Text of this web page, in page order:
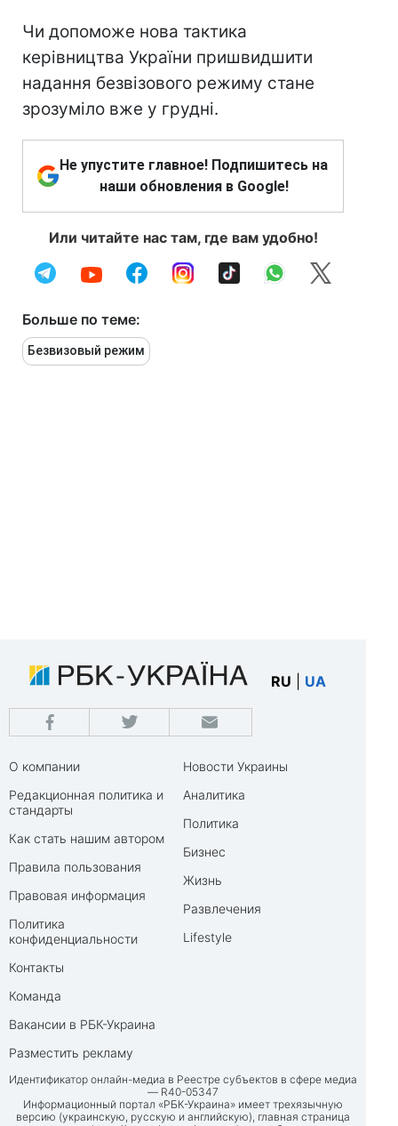
Чи допоможе нова тактика
керівництва України пришвидшити
надання безвізового режиму стане
зрозуміло вже у грудні.
Не упустите главное! Подпишитесь на
наши обновления в Google!
Или читайте нас там, где вам удобно!
Больше по теме:
Безвизовый режим
RU UA
О компании
Редакционная политика и
стандарты
Как стать нашим автором
Правила пользования
Правовая информация
Политика
конфиденциальности
Контакты
Команда
Вакансии в РБК-Украина
Разместить рекламу
Новости Украины
Аналитика
Политика
Бизнес
Жизнь
Развлечения
Lifestyle
Идентификатор онлайн-медиа в Реестре субъектов в сфере медиа
— R40-05347
Информационный портал «РБК-Украина» имеет трехязычную
версию (украинскую, русскую и английскую), главная страница